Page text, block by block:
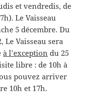
et vendredis, de
Le Vaisseau
5 décembre. Du
Le Vaisseau sera
à l’exception du 25
libre : de 10h à
pouvez arriver
10h et 17h.